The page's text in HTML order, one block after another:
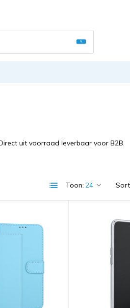
Gebruik
uit voorraad leverbaar voor B2B.
Toon: